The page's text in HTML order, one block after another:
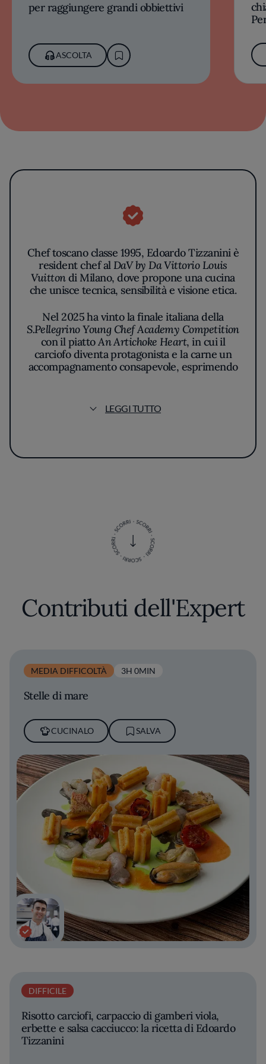
per raggiungere grandi obbiettivi
ASCOLTA
Chef toscano classe 1995, Edoardo Tizzanini è
resident chef alDaV by Da Vittorio Louis
Vuittondi Milano, dove propone una cucina
che unisce tecnica, sensibilità e visione etica.
Nel 2025 ha vinto la finale italiana della
S.Pellegrino Young Chef Academy Competition
con il piattoAn Artichoke Heart, in cui il
carciofo diventa protagonista e la carne un
accompagnamento consapevole, esprimendo
ottobre a Milano, affiancato dal mentore
Giancarlo Perbellini.
Seasonsal tristellatoDa Vittorio, Tizzanini è
LEGGI TUTTO
Contributi dell'Expert
MEDIA DIFFICOLTÀ 3H 0MIN
Stelle di mare
CUCINALO SALVA
DIFFICILE
Risotto carciofi, carpaccio di gamberi viola,
erbette e salsa cacciucco: la ricetta di Edoardo
Tizzanini